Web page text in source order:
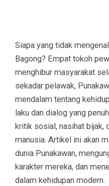
Siapa yang tidak
Bagong? Empat tokoh
menghibur masyarakat
sekadar pelawak,
mendalam tentang
laku dan dialog yang
kritik sosial, nasihat bijak,
manusia. Artikel ini akan
dunia Punakawan,
karakter mereka, dan
dalam kehidupan modern.